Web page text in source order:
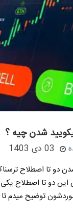
شدن چیه ؟
03 دی 1403
دو تا اصطلاح
این دو تا اصطلاح
توضیح میدم تا